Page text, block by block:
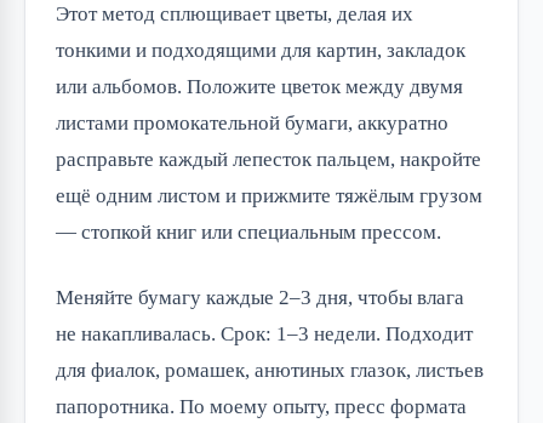
Этот метод сплющивает цветы, делая их
тонкими и подходящими для картин, закладок
или альбомов. Положите цветок между двумя
листами промокательной бумаги, аккуратно
расправьте каждый лепесток пальцем, накройте
ещё одним листом и прижмите тяжёлым грузом
— стопкой книг или специальным прессом.
Меняйте бумагу каждые 2–3 дня, чтобы влага
не накапливалась. Срок: 1–3 недели. Подходит
для фиалок, ромашек, анютиных глазок, листьев
папоротника. По моему опыту, пресс формата